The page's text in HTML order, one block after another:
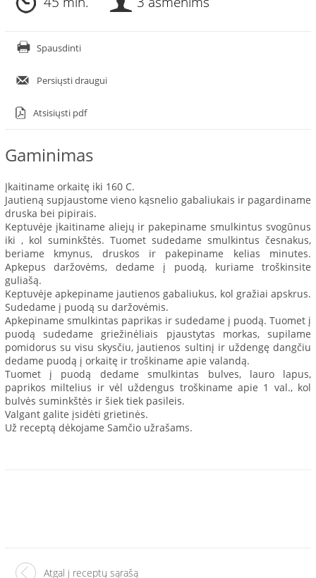
Spausdinti
Persiųsti draugui
Atsisiųsti pdf
Gaminimas
Įkaitiname orkaitę iki 160 C.
Jautieną supjaustome vieno kąsnelio gabaliukais ir pagardiname
druska bei pipirais.
Keptuvėje įkaitiname aliejų ir pakepiname smulkintus svogūnus
iki , kol suminkštės. Tuomet sudedame smulkintus česnakus,
beriame kmynus, druskos ir pakepiname kelias minutes.
Apkepus daržovėms, dedame į puodą, kuriame troškinsite
guliašą.
Keptuvėje apkepiname jautienos gabaliukus, kol gražiai apskrus.
Sudedame į puodą su daržovėmis.
Apkepiname smulkintas paprikas ir sudedame į puodą. Tuomet į
puodą sudedame griežinėliais pjaustytas morkas, supilame
pomidorus su visu skysčiu, jautienos sultinį ir uždengę dangčiu
dedame puodą į orkaitę ir troškiname apie valandą.
Tuomet į puodą dedame smulkintas bulves, lauro lapus,
paprikos miltelius ir vėl uždengus troškiname apie 1 val., kol
bulvės suminkštės ir šiek tiek pasileis.
Valgant galite įsidėti grietinės.
Už receptą dėkojame Samčio užrašams.
Atgal į receptų sąrašą